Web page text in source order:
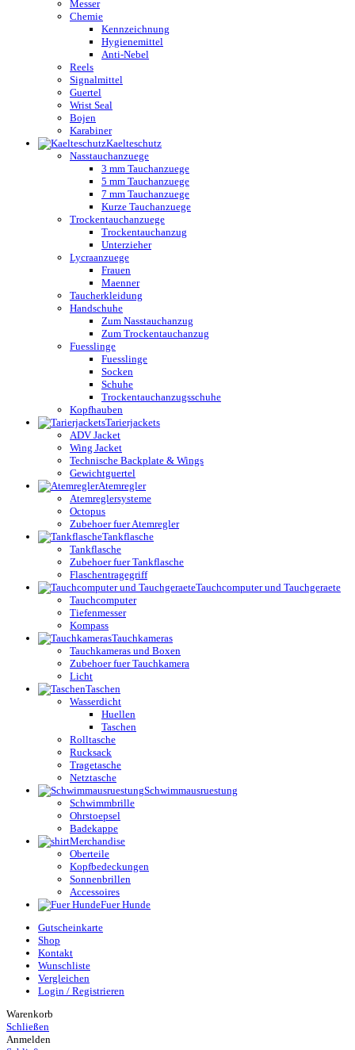
Messer
Chemie
Kennzeichnung
Hygienemittel
Anti-Nebel
Reels
Signalmittel
Guertel
Wrist Seal
Bojen
Karabiner
Kaelteschutz
Nasstauchanzuege
3 mm Tauchanzuege
5 mm Tauchanzuege
7 mm Tauchanzuege
Kurze Tauchanzuege
Trockentauchanzuege
Trockentauchanzug
Unterzieher
Lycraanzuege
Frauen
Maenner
Taucherkleidung
Handschuhe
Zum Nasstauchanzug
Zum Trockentauchanzug
Fuesslinge
Fuesslinge
Socken
Schuhe
Trockentauchanzugsschuhe
Kopfhauben
Tarierjackets
ADV Jacket
Wing Jacket
Technische Backplate & Wings
Gewichtguertel
Atemregler
Atemreglersysteme
Octopus
Zubehoer fuer Atemregler
Tankflasche
Tankflasche
Zubehoer fuer Tankflasche
Flaschentragegriff
Tauchcomputer und Tauchgeraete
Tauchcomputer
Tiefenmesser
Kompass
Tauchkameras
Tauchkameras und Boxen
Zubehoer fuer Tauchkamera
Licht
Taschen
Wasserdicht
Huellen
Taschen
Rolltasche
Rucksack
Tragetasche
Netztasche
Schwimmausruestung
Schwimmbrille
Ohrstoepsel
Badekappe
Merchandise
Oberteile
Kopfbedeckungen
Sonnenbrillen
Accessoires
Fuer Hunde
Gutscheinkarte
Shop
Kontakt
Wunschliste
Vergleichen
Login / Registrieren
Warenkorb
Schließen
Anmelden